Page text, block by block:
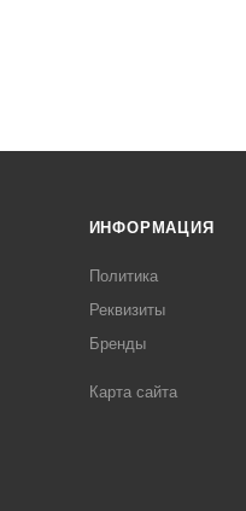
ИНФОРМАЦИЯ
Политика
Реквизиты
Бренды
Карта сайта